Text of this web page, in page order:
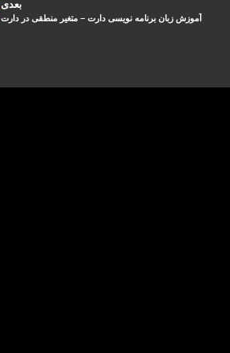
بعدی
آموزش زبان برنامه نویسی دارت – متغیر منطقی در دارت